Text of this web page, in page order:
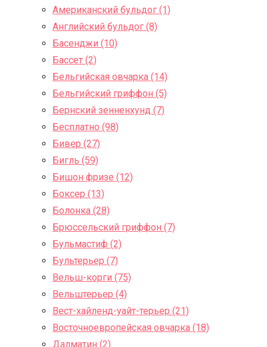
Американский бульдог (1)
Английский бульдог (8)
Басенджи (10)
Бассет (2)
Бельгийская овчарка (14)
Бельгийский гриффон (5)
Бернский зенненхунд (7)
Бесплатно (98)
Бивер (27)
Бигль (59)
Бишон фризе (12)
Боксер (13)
Болонка (28)
Брюссельский гриффон (7)
Бульмастиф (2)
Бультерьер (7)
Вельш-корги (75)
Вельштерьер (4)
Вест-хайленд-уайт-терьер (21)
Восточноевропейская овчарка (18)
Далматин (2)